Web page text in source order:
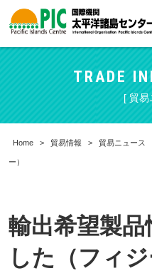
TRADE
[ 貿易
Home > 貿易情報 > 貿易ニュース
ー）
輸出希望製品
した（フィジ